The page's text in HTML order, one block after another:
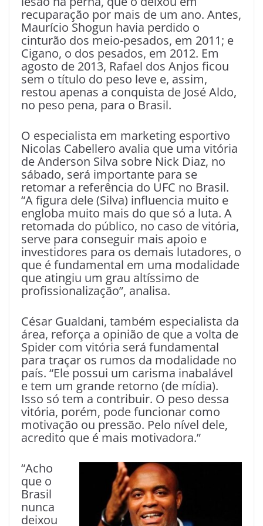
recuparação por mais de um ano. Antes,
Maurício Shogun havia perdido o
cinturão dos meio-pesados, em 2011; e
Cigano, o dos pesados, em 2012. Em
agosto de 2013, Rafael dos Anjos ficou
sem o título do peso leve e, assim,
restou apenas a conquista de José Aldo,
no peso pena, para o Brasil.
O especialista em marketing esportivo
Nicolas Cabellero avalia que uma vitória
de Anderson Silva sobre Nick Diaz, no
sábado, será importante para se
retomar a referência do UFC no Brasil.
“A figura dele (Silva) influencia muito e
engloba muito mais do que só a luta. A
retomada do público, no caso de vitória,
serve para conseguir mais apoio e
investidores para os demais lutadores, o
que é fundamental em uma modalidade
que atingiu um grau altíssimo de
profissionalização”, analisa.
César Gualdani, também especialista da
área, reforça a opinião de que a volta de
Spider com vitória será fundamental
para traçar os rumos da modalidade no
país. “Ele possui um carisma inabalável
e tem um grande retorno (de mídia).
Isso só tem a contribuir. O peso dessa
vitória, porém, pode funcionar como
motivação ou pressão. Pelo nível dele,
acredito que é mais motivadora.”
“Acho
que o
Brasil
nunca
deixou